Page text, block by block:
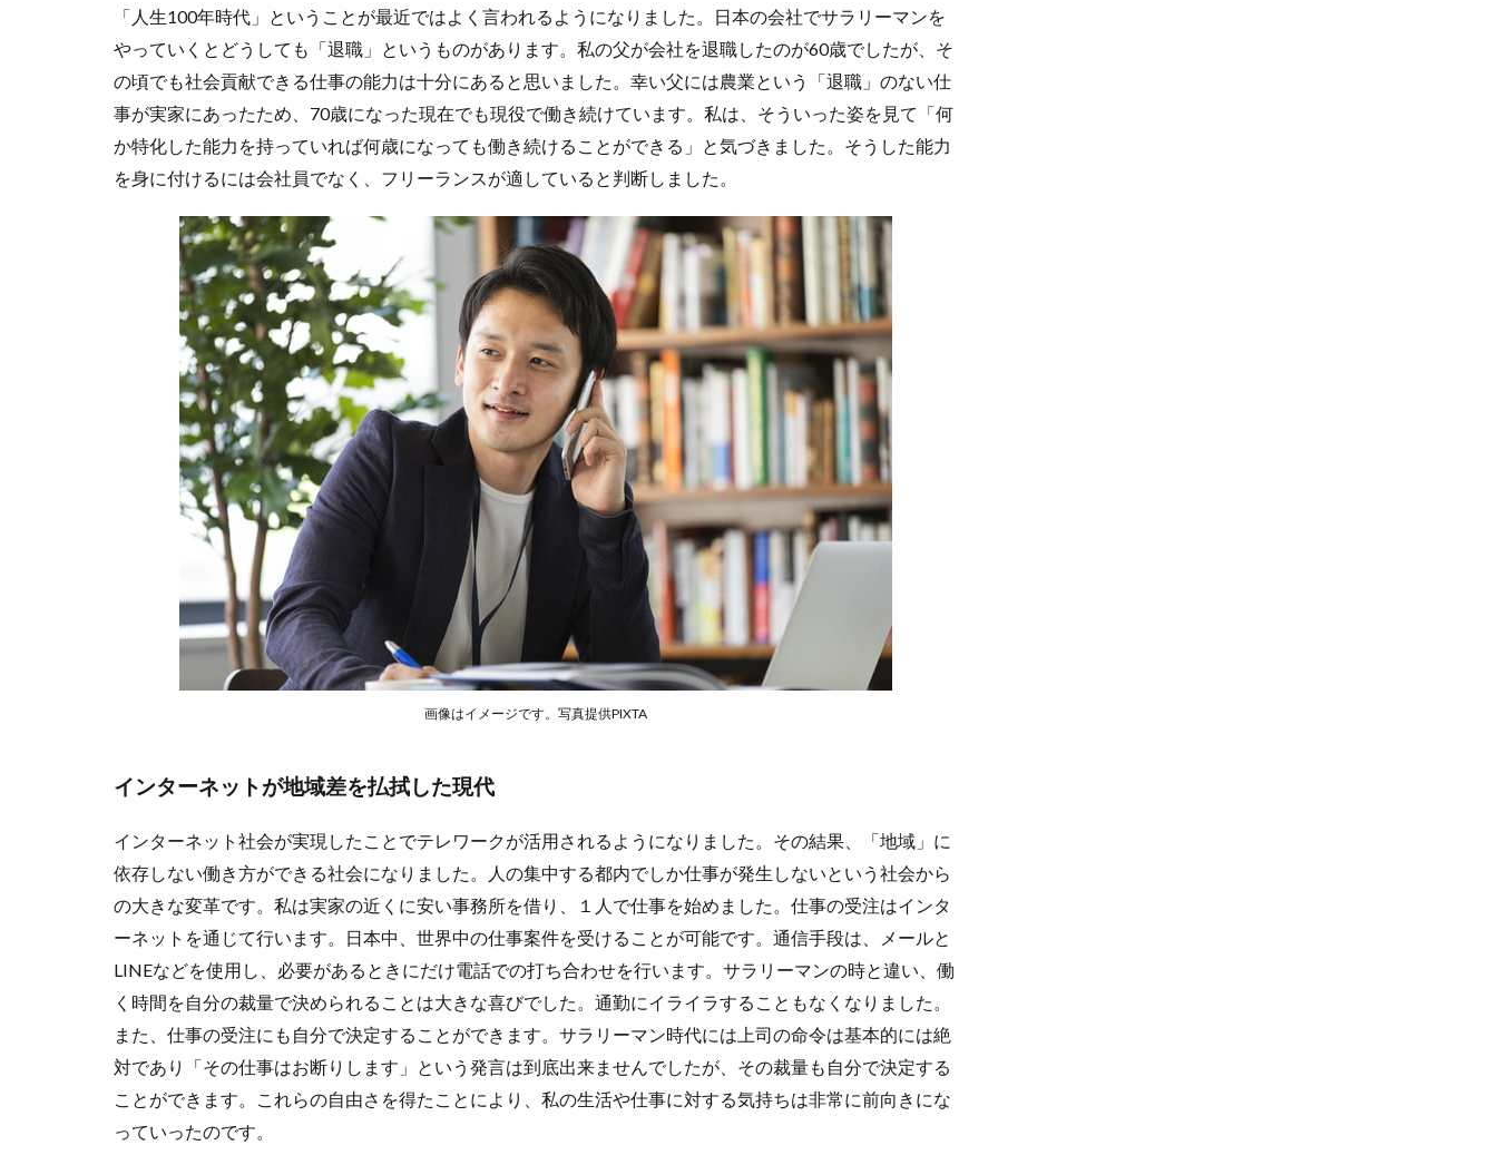
「人生100年時代」ということが最近ではよく言われるようになりました。日本の会社でサラリーマンを
やっていくとどうしても「退職」というものがあります。私の父が会社を退職したのが60歳でしたが、そ
の頃でも社会貢献できる仕事の能力は十分にあると思いました。幸い父には農業という「退職」のない仕
事が実家にあったため、70歳になった現在でも現役で働き続けています。私は、そういった姿を見て「何
か特化した能力を持っていれば何歳になっても働き続けることができる」と気づきました。そうした能力
を身に付けるには会社員でなく、フリーランスが適していると判断しました。
画像はイメージです。写真提供PIXTA
インターネットが地域差を払拭した現代
インターネット社会が実現したことでテレワークが活用されるようになりました。その結果、「地域」に
依存しない働き方ができる社会になりました。人の集中する都内でしか仕事が発生しないという社会から
の大きな変革です。私は実家の近くに安い事務所を借り、１人で仕事を始めました。仕事の受注はインタ
ーネットを通じて行います。日本中、世界中の仕事案件を受けることが可能です。通信手段は、メールと
LINEなどを使用し、必要があるときにだけ電話での打ち合わせを行います。サラリーマンの時と違い、働
く時間を自分の裁量で決められることは大きな喜びでした。通勤にイライラすることもなくなりました。
また、仕事の受注にも自分で決定することができます。サラリーマン時代には上司の命令は基本的には絶
対であり「その仕事はお断りします」という発言は到底出来ませんでしたが、その裁量も自分で決定する
ことができます。これらの自由さを得たことにより、私の生活や仕事に対する気持ちは非常に前向きにな
っていったのです。